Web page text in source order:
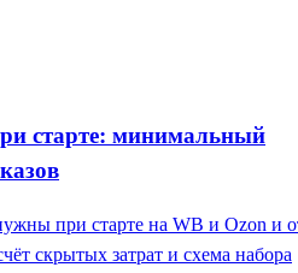
старте: минимальный
при старте на WB и Ozon и
скрытых затрат и схема набора